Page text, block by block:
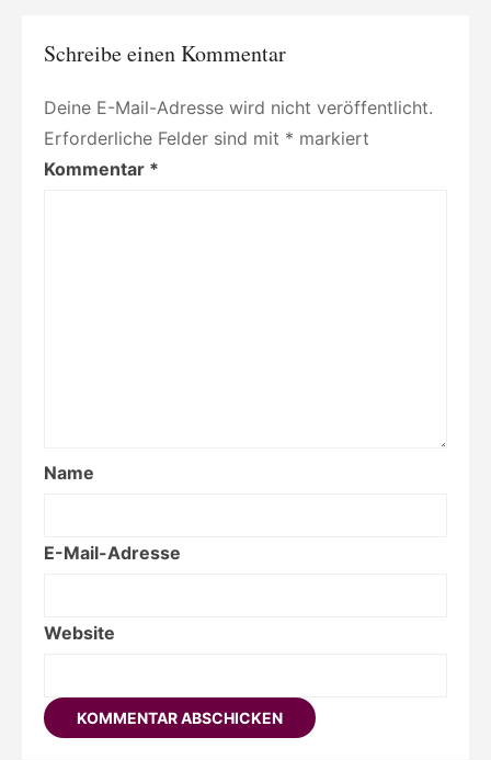
Schreibe einen Kommentar
Deine E-Mail-Adresse wird nicht veröffentlicht.
Erforderliche Felder sind mit * markiert
Kommentar *
Name
E-Mail-Adresse
Website